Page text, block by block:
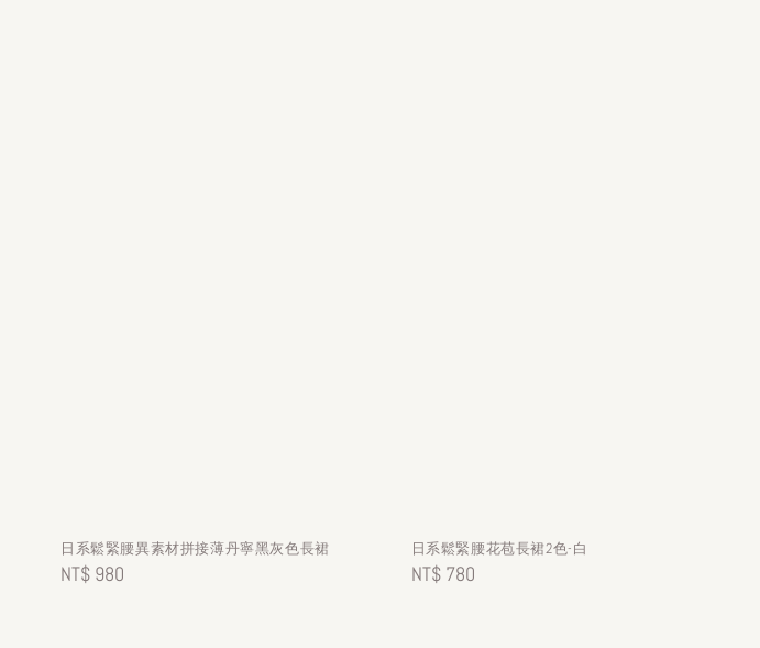
日系鬆緊腰異素材拼接薄丹寧黑灰色長裙
Regular
NT$ 980
日系鬆緊腰花苞長裙2色-白
Regular
NT$ 780